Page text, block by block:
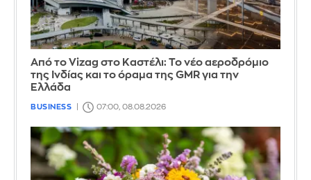
Από το Vizag στο Καστέλι: Το νέο αεροδρόμιο
της Ινδίας και το όραμα της GMR για την
Ελλάδα
BUSINESS 07:00, 08.08.2026